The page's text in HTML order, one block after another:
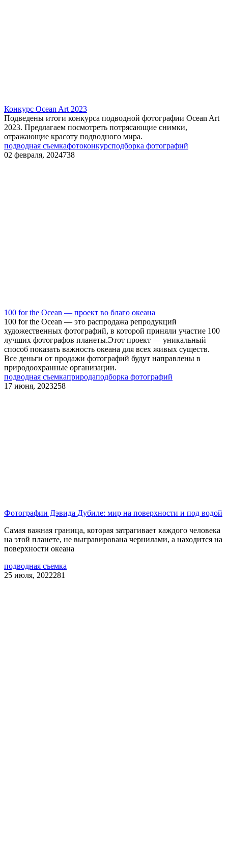
Конкурс Ocean Art 2023
Подведены итоги конкурса подводной фотографии Ocean Art
2023. Предлагаем посмотреть потрясающие снимки,
отражающие красоту подводного мира.
подводная съемкафотоконкурсподборка фотографий
02 февраля, 2024738
100 for the Ocean — проект во благо океана
100 for the Ocean — это распродажа репродукций
художественных фотографий, в которой приняли участие 100
лучших фотографов планеты.Этот проект — уникальный
способ показать важность океана для всех живых существ.
Все деньги от продажи фотографий будут направлены в
природоохранные организации.
подводная съемкаприродаподборка фотографий
17 июня, 2023258
Фотографии Дэвида Дубиле: мир на поверхности и под водой
Самая важная граница, которая затрагивает каждого человека
на этой планете, не выгравирована чернилами, а находится на
поверхности океана
подводная съемка
25 июля, 2022281